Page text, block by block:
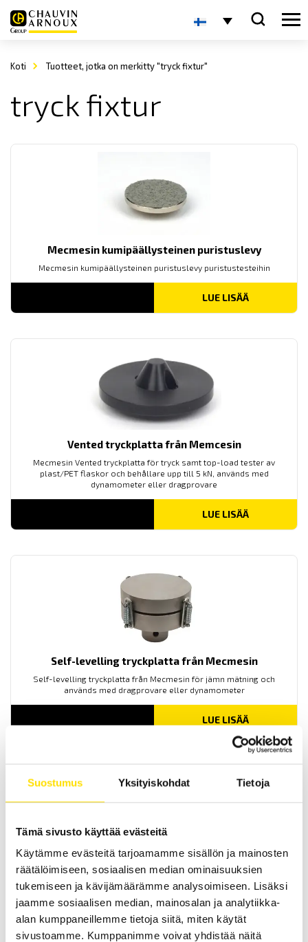
Suostumus Yksityiskohdat Tietoja
Tämä sivusto käyttää evästeitä
Käytämme evästeitä tarjoamamme sisällön ja mainosten
räätälöimiseen, sosiaalisen median ominaisuuksien
tukemiseen ja kävijämäärämme analysoimiseen. Lisäksi
jaamme sosiaalisen median, mainosalan ja analytiikka-
alan kumppaneillemme tietoja siitä, miten käytät
sivustoamme. Kumppanimme voivat yhdistää näitä
Koti Tuotteet, jotka on merkitty "tryck fixtur"
tryck fixtur
Mecmesin kumipäällysteinen puristuslevy
Mecmesin kumipäällysteinen puristuslevy puristustesteihin
LUE LISÄÄ
Vented tryckplatta från Memcesin
Mecmesin Vented tryckplatta för tryck samt top-load tester av
plast/PET flaskor och behållare upp till 5 kN, används med
dynamometer eller dragprovare
LUE LISÄÄ
Self-levelling tryckplatta från Mecmesin
Self-levelling tryckplatta från Mecmesin för jämn mätning och
används med dragprovare eller dynamometer
LUE LISÄÄ
Mecmesin Cone Probe
Cone Probe från Mecmesin för tryck och punkteringstester, används
med dragprovare eller dynamometer
LUE LISÄÄ